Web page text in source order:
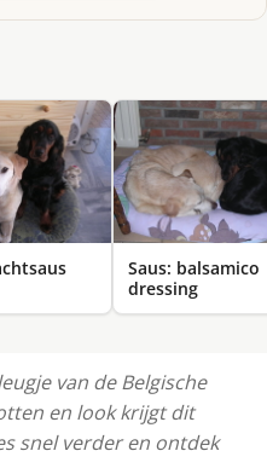
Saus: balsamico
dressing
van de Belgische
en look krijgt dit
snel verder en ontdek